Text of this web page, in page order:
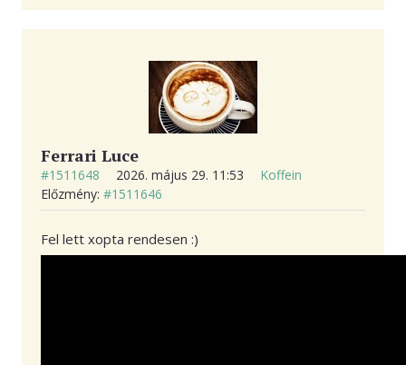
Ferrari Luce
#1511648 2026. május 29. 11:53
Koffein
Előzmény: #1511646
Fel lett xopta rendesen :)